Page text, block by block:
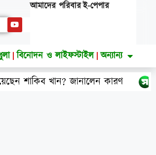
আমাদের পরিবারই-পেপার
বিনোদন ও লাইফস্টাইল অন্যান্য
জানালেন কারণ বিএনপির